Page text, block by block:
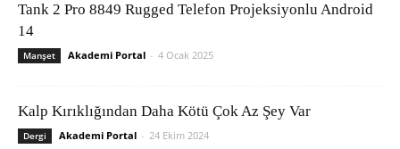
Tank 2 Pro 8849 Rugged Telefon Projeksiyonlu Android
14
Manşet Akademi Portal - 4 Ocak 2025
Kalp Kırıklığından Daha Kötü Çok Az Şey Var
Dergi Akademi Portal - 24 Ekim 2024